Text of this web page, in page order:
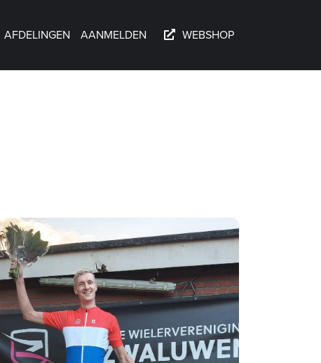
AFDELINGEN AANMELDEN WEBSHOP